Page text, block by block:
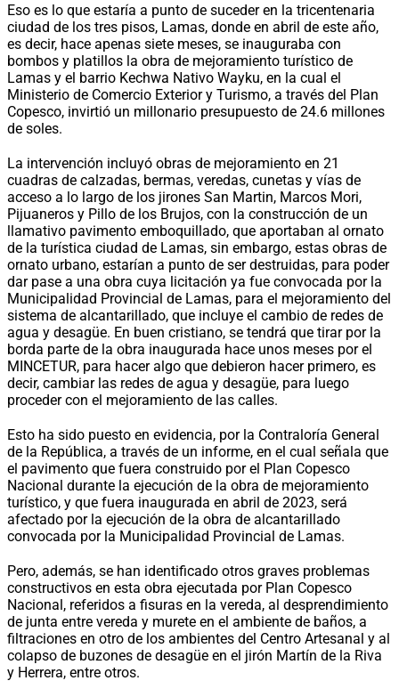
Eso es lo que estaría a punto de suceder en la tricentenaria
ciudad de los tres pisos, Lamas, donde en abril de este año,
es decir, hace apenas siete meses, se inauguraba con
bombos y platillos la obra de mejoramiento turístico de
Lamas y el barrio Kechwa Nativo Wayku, en la cual el
Ministerio de Comercio Exterior y Turismo, a través del Plan
Copesco, invirtió un millonario presupuesto de 24.6 millones
de soles.
La intervención incluyó obras de mejoramiento en 21
cuadras de calzadas, bermas, veredas, cunetas y vías de
acceso a lo largo de los jirones San Martin, Marcos Mori,
Pijuaneros y Pillo de los Brujos, con la construcción de un
llamativo pavimento emboquillado, que aportaban al ornato
de la turística ciudad de Lamas, sin embargo, estas obras de
ornato urbano, estarían a punto de ser destruidas, para poder
dar pase a una obra cuya licitación ya fue convocada por la
Municipalidad Provincial de Lamas, para el mejoramiento del
sistema de alcantarillado, que incluye el cambio de redes de
agua y desagüe. En buen cristiano, se tendrá que tirar por la
borda parte de la obra inaugurada hace unos meses por el
MINCETUR, para hacer algo que debieron hacer primero, es
decir, cambiar las redes de agua y desagüe, para luego
proceder con el mejoramiento de las calles.
Esto ha sido puesto en evidencia, por la Contraloría General
de la República, a través de un informe, en el cual señala que
el pavimento que fuera construido por el Plan Copesco
Nacional durante la ejecución de la obra de mejoramiento
turístico, y que fuera inaugurada en abril de 2023, será
afectado por la ejecución de la obra de alcantarillado
convocada por la Municipalidad Provincial de Lamas.
Pero, además, se han identificado otros graves problemas
constructivos en esta obra ejecutada por Plan Copesco
Nacional, referidos a fisuras en la vereda, al desprendimiento
de junta entre vereda y murete en el ambiente de baños, a
filtraciones en otro de los ambientes del Centro Artesanal y al
colapso de buzones de desagüe en el jirón Martín de la Riva
y Herrera, entre otros.